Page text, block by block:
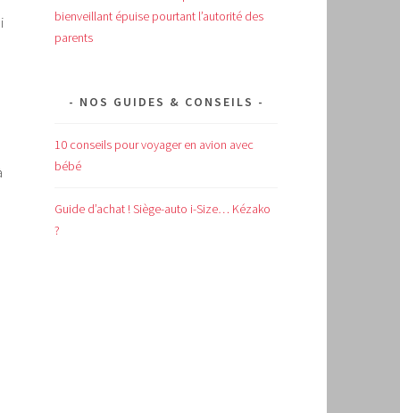
bienveillant épuise pourtant l’autorité des
parents
NOS GUIDES & CONSEILS
10 conseils pour voyager en avion avec
bébé
Guide d’achat ! Siège-auto i-Size… Kézako
?